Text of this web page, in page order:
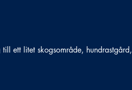
ett litet skogsområde, hundrastgård,